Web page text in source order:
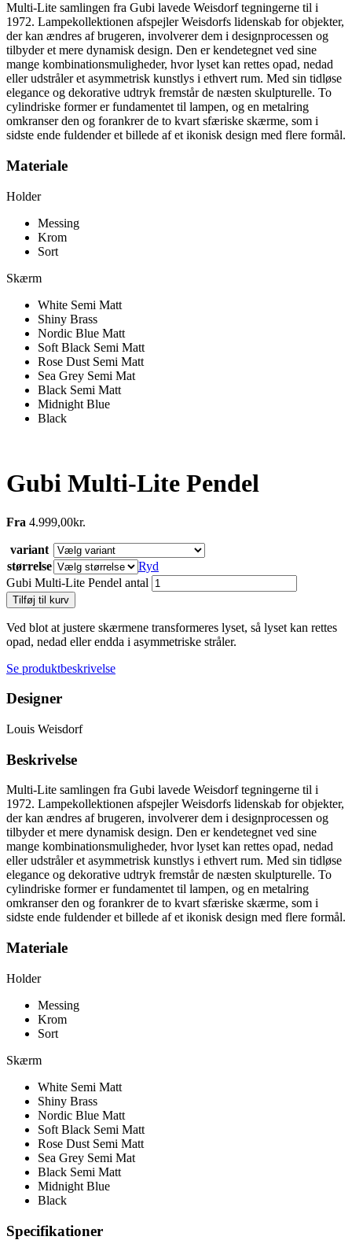
Multi-Lite samlingen fra Gubi lavede Weisdorf tegningerne til i
1972. Lampekollektionen afspejler Weisdorfs lidenskab for objekter,
der kan ændres af brugeren, involverer dem i designprocessen og
tilbyder et mere dynamisk design. Den er kendetegnet ved sine
mange kombinationsmuligheder, hvor lyset kan rettes opad, nedad
eller udstråler et asymmetrisk kunstlys i ethvert rum. Med sin tidløse
elegance og dekorative udtryk fremstår de næsten skulpturelle. To
cylindriske former er fundamentet til lampen, og en metalring
omkranser den og forankrer de to kvart sfæriske skærme, som i
sidste ende fuldender et billede af et ikonisk design med flere formål.
Materiale
Holder
Messing
Krom
Sort
Skærm
White Semi Matt
Shiny Brass
Nordic Blue Matt
Soft Black Semi Matt
Rose Dust Semi Matt
Sea Grey Semi Mat
Black Semi Matt
Midnight Blue
Black
Gubi Multi-Lite Pendel
Fra 4.999,00kr.
variant
størrelse
Ryd
Gubi Multi-Lite Pendel antal
Tilføj til kurv
Ved blot at justere skærmene transformeres lyset, så lyset kan rettes
opad, nedad eller endda i asymmetriske stråler.
Se produktbeskrivelse
Designer
Louis Weisdorf
Beskrivelse
Multi-Lite samlingen fra Gubi lavede Weisdorf tegningerne til i
1972. Lampekollektionen afspejler Weisdorfs lidenskab for objekter,
der kan ændres af brugeren, involverer dem i designprocessen og
tilbyder et mere dynamisk design. Den er kendetegnet ved sine
mange kombinationsmuligheder, hvor lyset kan rettes opad, nedad
eller udstråler et asymmetrisk kunstlys i ethvert rum. Med sin tidløse
elegance og dekorative udtryk fremstår de næsten skulpturelle. To
cylindriske former er fundamentet til lampen, og en metalring
omkranser den og forankrer de to kvart sfæriske skærme, som i
sidste ende fuldender et billede af et ikonisk design med flere formål.
Materiale
Holder
Messing
Krom
Sort
Skærm
White Semi Matt
Shiny Brass
Nordic Blue Matt
Soft Black Semi Matt
Rose Dust Semi Matt
Sea Grey Semi Mat
Black Semi Matt
Midnight Blue
Black
Specifikationer